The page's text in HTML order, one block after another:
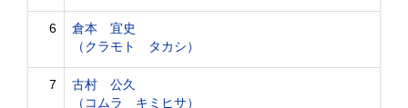
6
倉本 宜史
（クラモト タカシ）
7
古村 公久
（コムラ キミヒサ）